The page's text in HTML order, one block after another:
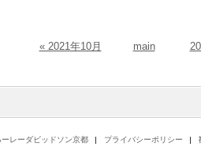
« 2021年10月 main
ーレーダビッドソン京都 プライバシーポリシー